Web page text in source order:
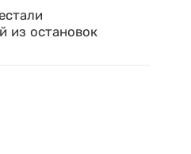
из остановок